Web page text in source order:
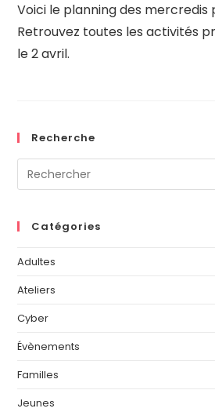
Voici le planning des mercredis
Retrouvez toutes les activités
le 2 avril.
Recherche
Catégories
Adultes
Ateliers
Cyber
Évènements
Familles
Jeunes